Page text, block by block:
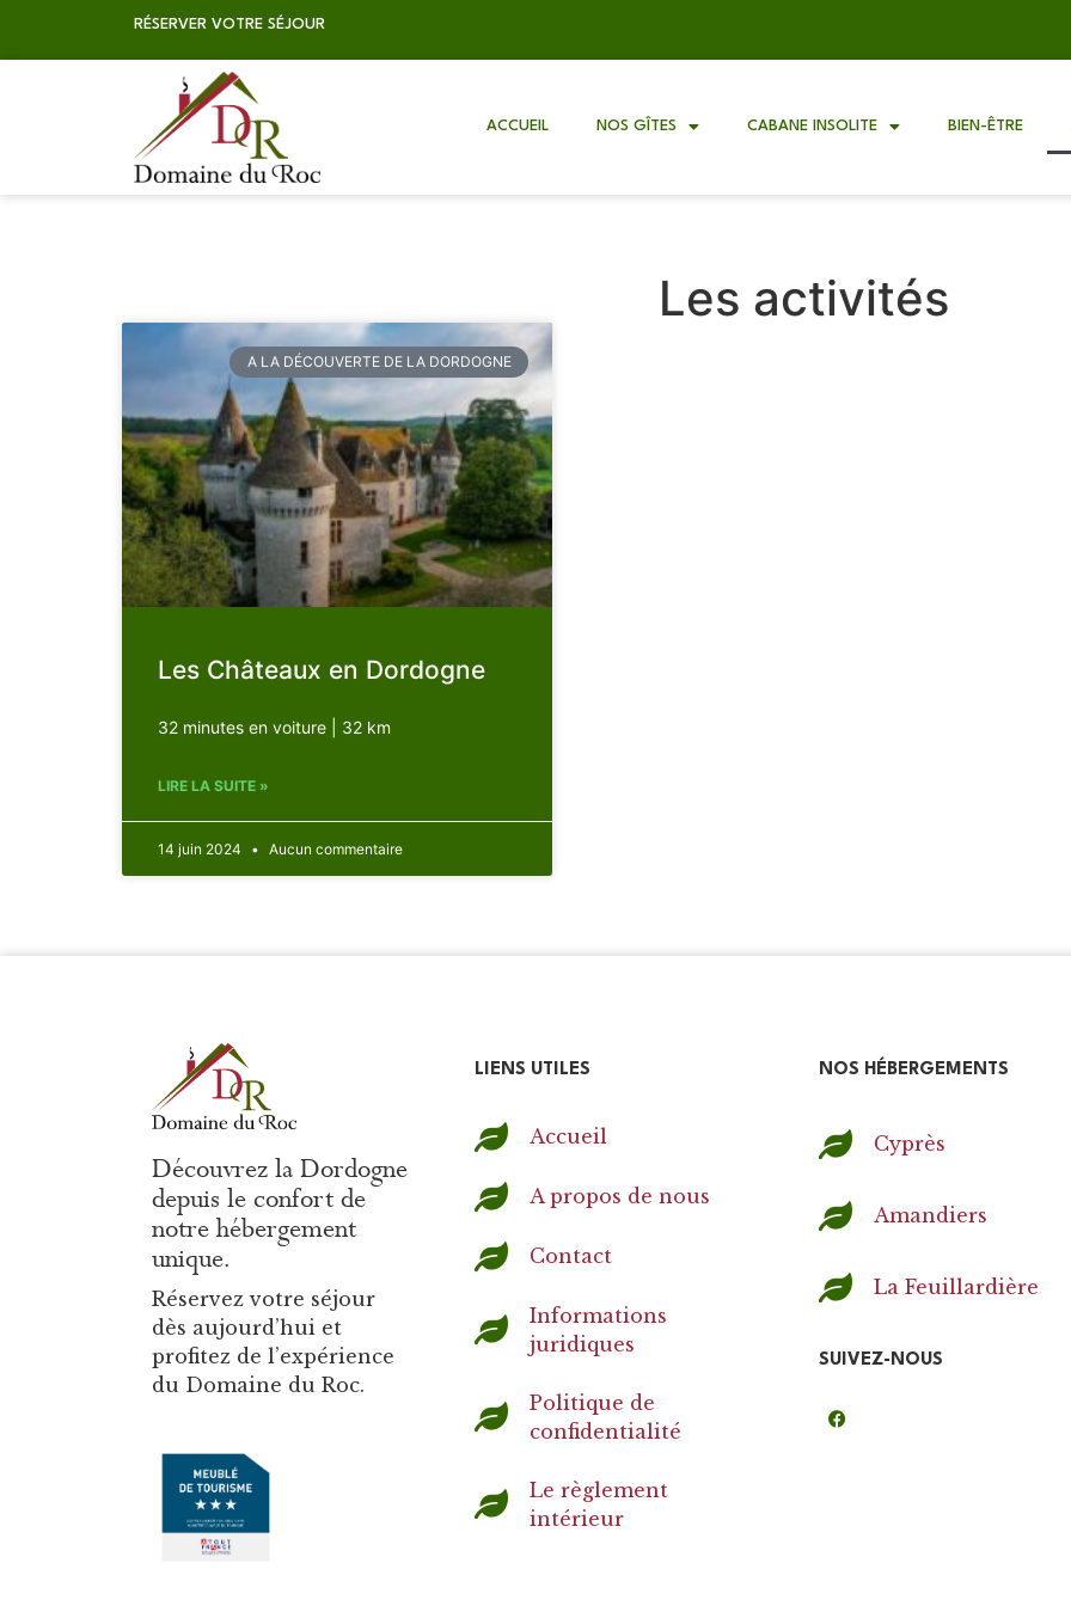
RÉSERVER VOTRE SÉJOUR
ACCUEIL NOS GÎTES CABANE INSOLITE BIEN-ÊTRE
Les activités
A LA DÉCOUVERTE DE LA DORDOGNE
Les Châteaux en Dordogne
32 minutes en voiture | 32 km
LIRE LA SUITE »
14 juin 2024 Aucun commentaire
Découvrez la Dordogne
depuis le confort de
notre hébergement
unique.
Réservez votre séjour
dès aujourd’hui et
profitez de l’expérience
du Domaine du Roc.
LIENS UTILES
Accueil
A propos de nous
Contact
Informations
juridiques
Politique de
confidentialité
Le règlement
intérieur
NOS HÉBERGEMENTS
Cyprès
Amandiers
La Feuillardière
SUIVEZ-NOUS